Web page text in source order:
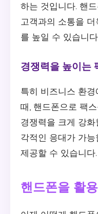
하는 것입니다. 핸
고객과의 소통을
를 높일 수 있습니
경쟁력을 높이는
특히 비즈니스 환
때, 핸드폰으로 팩
경쟁력을 크게 강
각적인 응대가 가
제공할 수 있습니다.
핸드폰을 활